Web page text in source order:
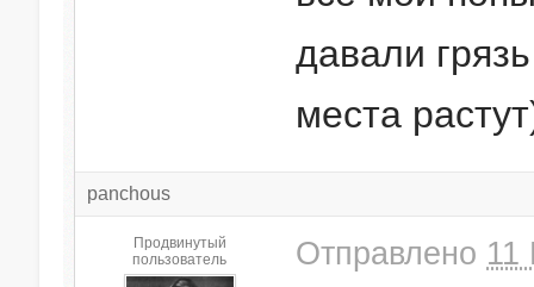
давали
места
panchous
Продвинутый
пользователь
Отправлено 11